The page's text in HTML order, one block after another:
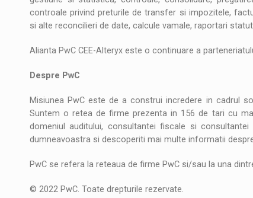
controale privind preturile de transfer si impozitele,
si alte reconcilieri de date, calcule vamale, raportari
Alianta PwC CEE-Alteryx este o continuare a
Despre PwC
Misiunea PwC este de a construi incredere in cadrul
Suntem o retea de firme prezenta in 156 de tari cu
domeniul auditului, consultantei fiscale si
dumneavoastra si descoperiti mai multe informatii
PwC se refera la reteaua de firme PwC si/sau la una
© 2022 PwC. Toate drepturile rezervate.